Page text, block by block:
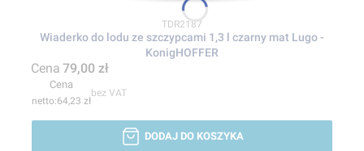
Kod produktu
TDR2187
Wiaderko do lodu ze szczypcami 1,3 l czarny mat Lugo -
KonigHOFFER
Cena 79,00 zł
Cena
64,23 zł
bez VAT
DODAJ DO KOSZYKA